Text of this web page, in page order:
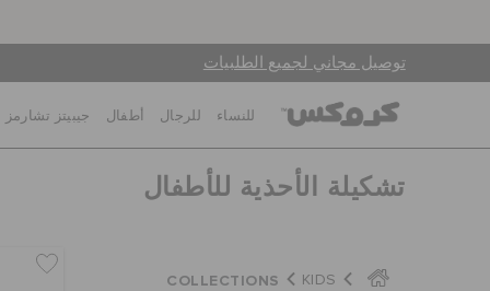
توصيل مجاني لجميع الطلبيات
للنساء للرجال أطفال جيبيتز تشارمز
تشكيلة الأحذية للأطفال
KIDS
COLLECTIONS